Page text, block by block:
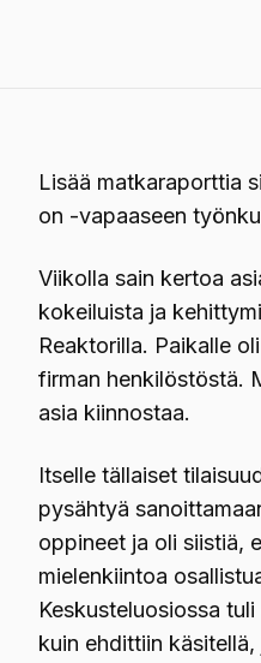
Lisää matkaraporttia
on -vapaaseen
Viikolla sain kertoa
kokeiluista ja
Reaktorilla. Paikalle
firman henkilöstöstä.
asia kiinnostaa.
Itselle tällaiset
pysähtyä
oppineet ja oli siistiä,
mielenkiintoa
Keskusteluosiossa
kuin ehdittiin